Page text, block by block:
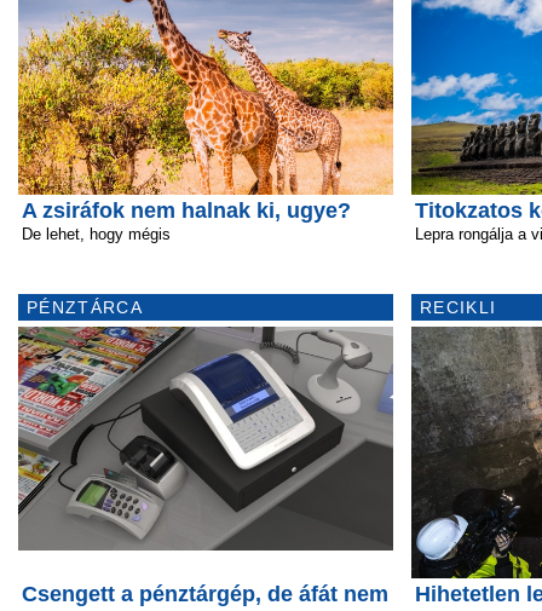
A zsiráfok nem halnak ki, ugye?
De lehet, hogy mégis
PÉNZTÁRCA
Csengett a pénztárgép, de áfát nem
Titokzatos
Lepra rongálja a
RECIKLI
Hihetetlen